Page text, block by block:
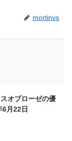
mortinvs
スオブローゼの優
月22日